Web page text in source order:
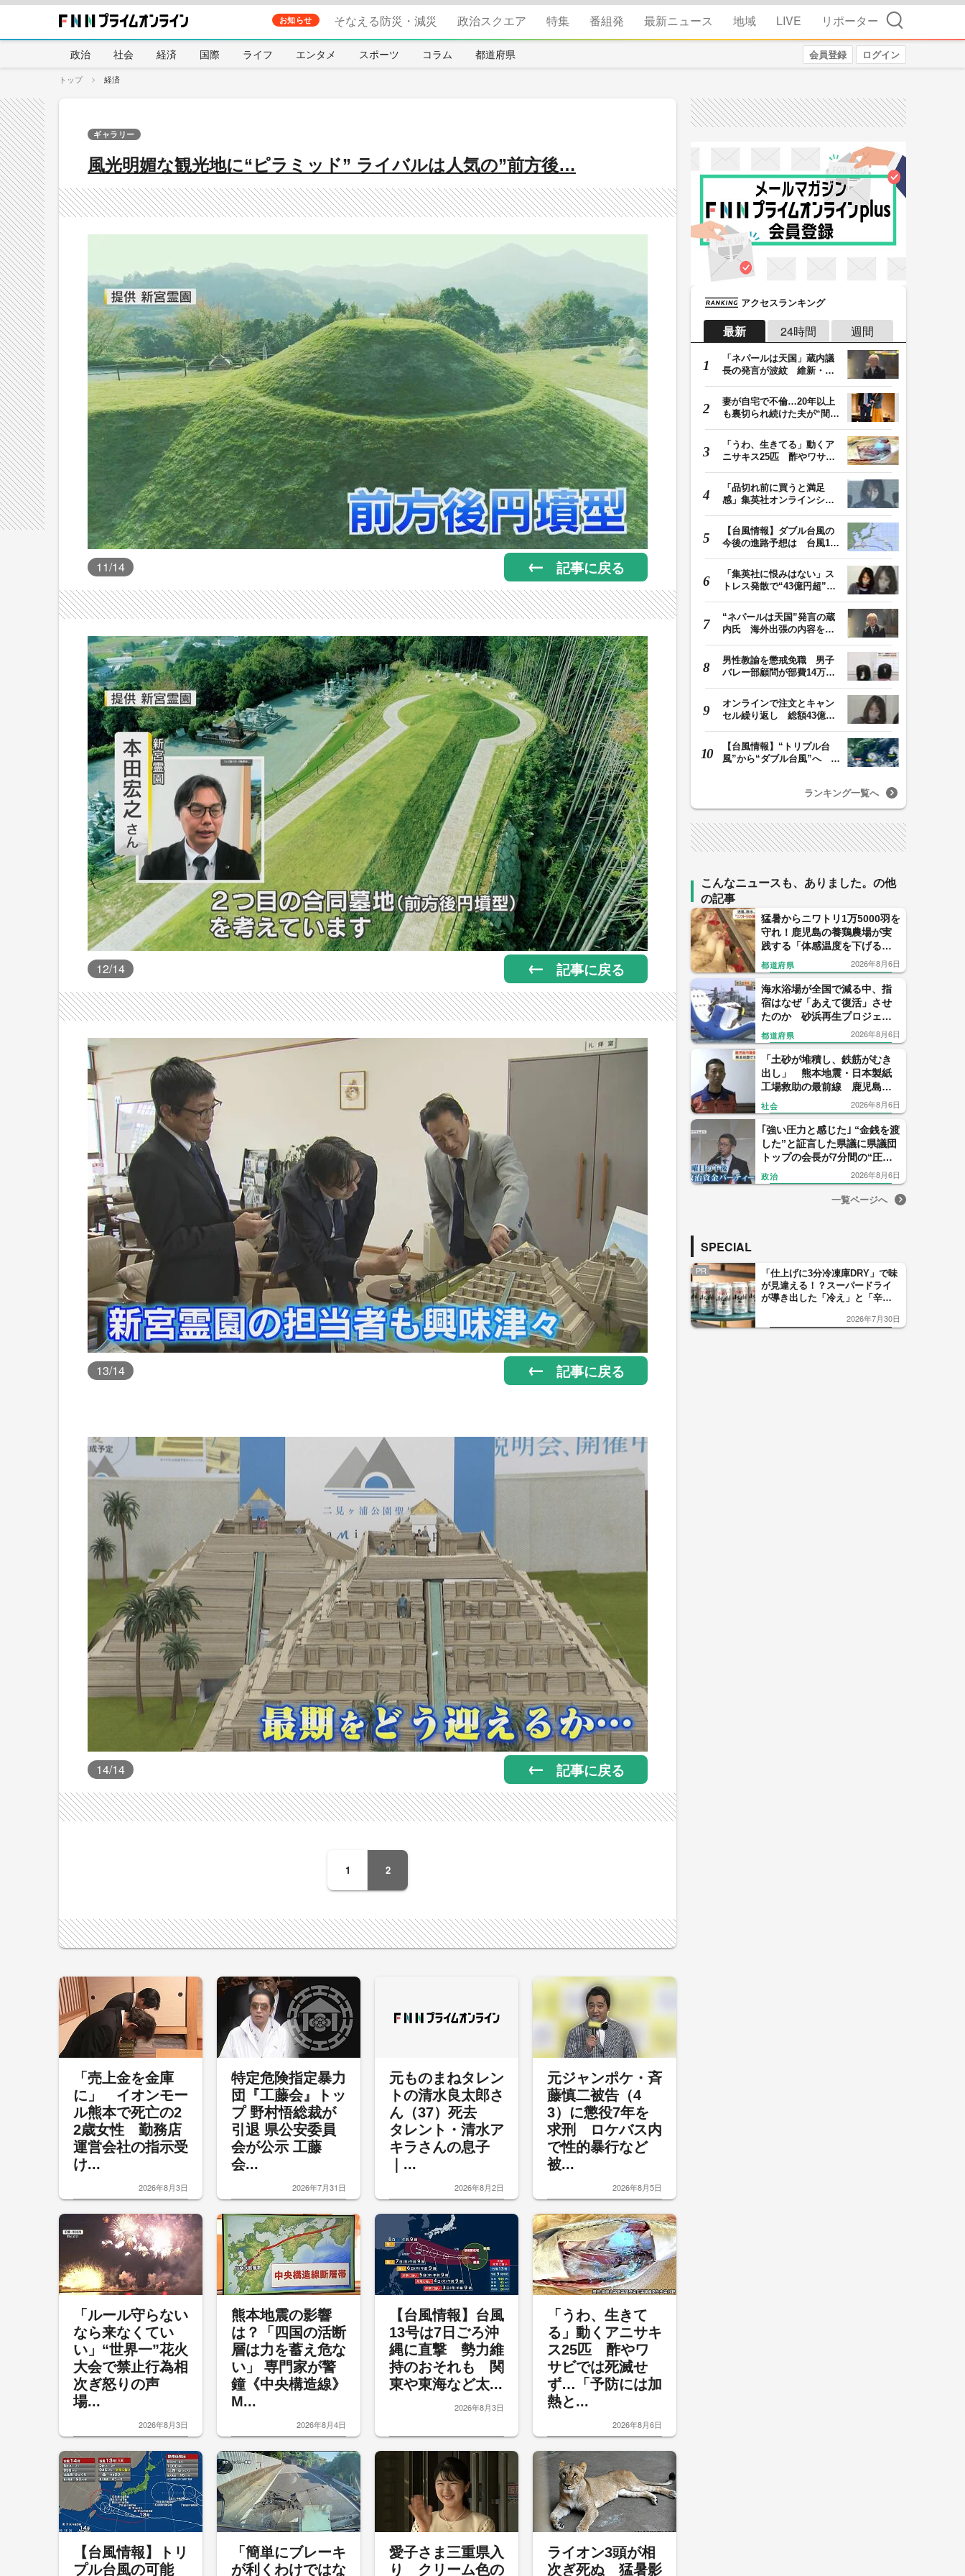
お知らせ そなえる防災・減災 政治スクエア 特集 番組発 最新ニュース 地域 LIVE リポーター 検索
政治 社会 経済 国際 ライフ エンタメ スポーツ コラム 都道府県 会員登録 ログイン
トップ 経済
風光明媚な観光地に“ピラミッド” ライバルは人気の”前方後…
ギャラリー
11/14 記事に戻る
12/14 記事に戻る
13/14 記事に戻る
14/14 記事に戻る
1 2
「売上金を金庫
に」 イオンモー
ル熊本で死亡の2
2歳女性 勤務店
運営会社の指示受
け...
2026年8月3日
特定危険指定暴力
団『工藤会』トッ
プ 野村悟総裁が
引退 県公安委員
会が公示 工藤
会...
2026年7月31日
元ものまねタレン
トの清水良太郎さ
ん（37）死去
タレント・清水ア
キラさんの息子
｜...
2026年8月2日
元ジャンポケ・斉
藤慎二被告（4
3）に懲役7年を
求刑 ロケバス内
で性的暴行など
被...
2026年8月5日
「ルール守らない
なら来なくてい
い」“世界一”花火
大会で禁止行為相
次ぎ怒りの声
場...
2026年8月3日
熊本地震の影響
は？「四国の活断
層は力を蓄え危な
い」 専門家が警
鐘《中央構造線》
M...
2026年8月4日
【台風情報】台風
13号は7日ごろ沖
縄に直撃 勢力維
持のおそれも 関
東や東海など太...
2026年8月3日
「うわ、生きて
る」動くアニサキ
ス25匹 酢やワ
サビでは死滅せ
ず…「予防には加
熱と...
2026年8月6日
【台風情報】トリ
プル台風の可能
「簡単にブレーキ
が利くわけではな
愛子さま三重県入
り クリーム色の
ライオン3頭が相
次ぎ死ぬ 猛暑影
アクセスランキング
最新 24時間 週間
「ネパールは天国」蔵内議
長の発言が波紋 維新・吉
妻が自宅で不倫…20年以上
も裏切られ続けた夫が“間
「うわ、生きてる」動くア
ニサキス25匹 酢やワサビ
「品切れ前に買うと満足
感」集英社オンラインショ
【台風情報】ダブル台風の
今後の進路予想は 台風13
「集英社に恨みはない」ス
トレス発散で“43億円超”の
“ネパールは天国”発言の蔵
内氏 海外出張の内容を説
男性教諭を懲戒免職 男子
バレー部顧問が部費14万円
オンラインで注文とキャン
セル繰り返し 総額43億円
【台風情報】“トリプル台
風”から“ダブル台風”へ 13
ランキング一覧へ
こんなニュースも、ありました。の他
の記事
猛暑からニワトリ1万5000羽を
守れ！鹿児島の養鶏農場が実
践する「体感温度を下げる」
驚きの暑さ対策
都道府県 2026年8月6日
海水浴場が全国で減る中、指
宿はなぜ「あえて復活」させ
たのか 砂浜再生プロジェク
トの舞台裏
都道府県 2026年8月6日
「土砂が堆積し、鉄筋がむき
出し」 熊本地震・日本製紙
工場救助の最前線 鹿児島市
消防が報告会
社会 2026年8月6日
｢強い圧力と感じた｣ “金銭を渡
した”と証言した県議に県議団
トップの会長が7分間の“圧
力？電話” ｢感情的になった｣
【福岡発】
政治 2026年8月6日
一覧ページへ
SPECIAL
PR
「仕上げに3分冷凍庫DRY」で味
が見違える！？スーパードライ
が導き出した「冷え」と「辛
した「辛口カーブ」が飲み頃の
2026年7月30日